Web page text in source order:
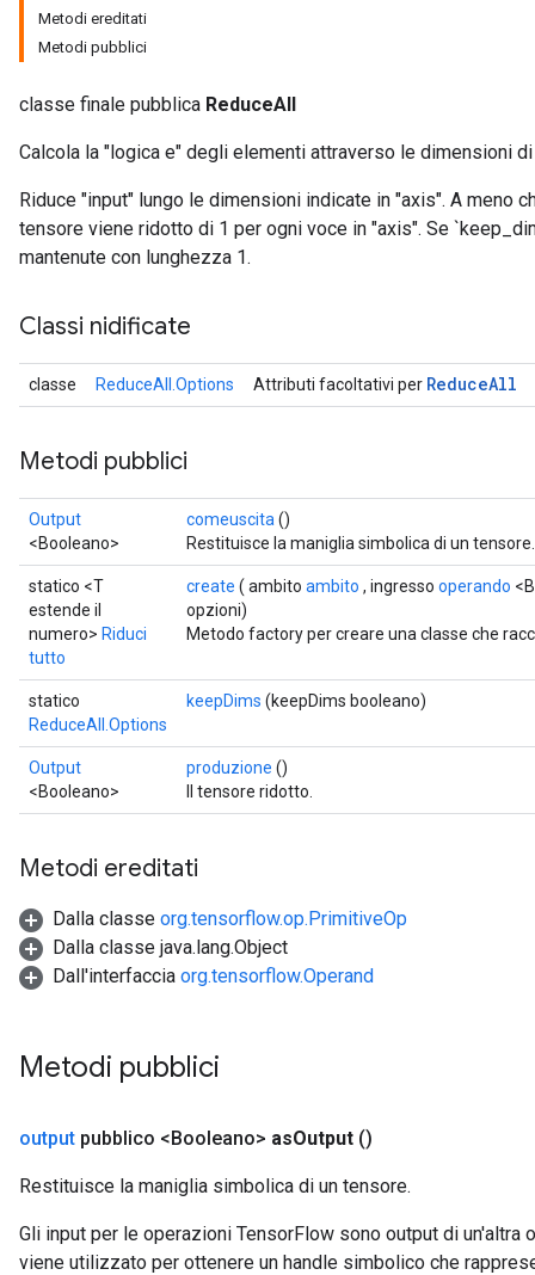
Metodi ereditati
Metodi pubblici
classe finale pubblica ReduceAll
Calcola la "logica e" degli elementi attraverso le dimensioni
Riduce "input" lungo le dimensioni indicate in "axis". A meno
tensore viene ridotto di 1 per ogni voce in "axis". Se
mantenute con lunghezza 1.
Classi nidificate
classe ReduceAll.Options Attributi facoltativi per ReduceAll
Metodi pubblici
Output
<Booleano>
comeuscita ()
Restituisce la maniglia simbolica di un tensore.
statico <T
estende il
numero> Riduci
tutto
create ( ambito ambito , ingresso operando
opzioni)
Metodo factory per creare una classe che
statico
ReduceAll.Options
keepDims (keepDims booleano)
Output
<Booleano>
produzione ()
Il tensore ridotto.
Metodi ereditati
Dalla classe org.tensorflow.op.PrimitiveOp
Dalla classe java.lang.Object
Dall'interfaccia org.tensorflow.Operand
Metodi pubblici
output pubblico <Booleano> asOutput ()
Restituisce la maniglia simbolica di un tensore.
Gli input per le operazioni TensorFlow sono output di un'altra
viene utilizzato per ottenere un handle simbolico che